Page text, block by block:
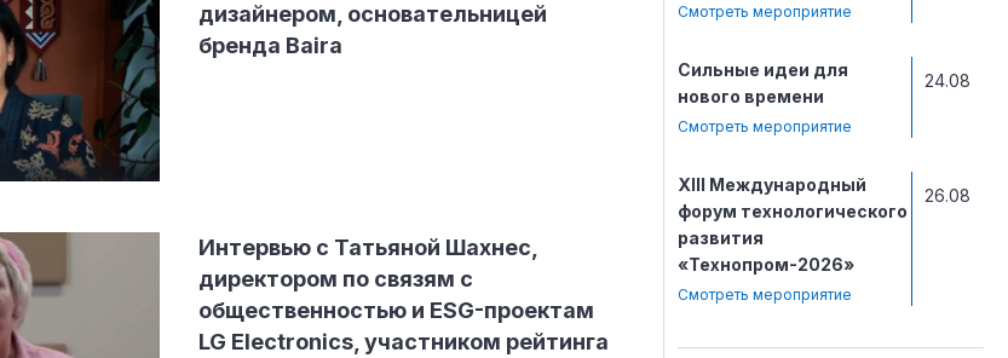
дизайнером, основательницей
бренда Baira
Интервью с Татьяной Шахнес,
директором по связям с
общественностью и ESG-проектам
LG Electronics, участником рейтинга
Смотреть мероприятие
Сильные идеи для
нового времени
Смотреть мероприятие
24.08
ХIII Международный
форум технологического
развития
«Технопром-2026»
Смотреть мероприятие
26.08